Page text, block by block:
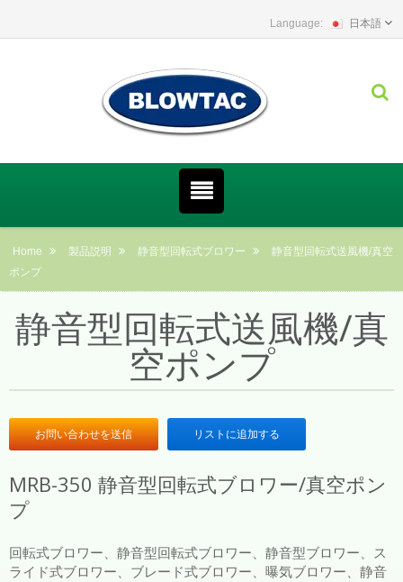
日本語
Home 製品説明 静音型回転式ブロワー
静音型回転式送風機/真空
ポンプ
静音型回転式送風機/真
空ポンプ
お問い合わせを送信 リストに追加する
MRB-350 静音型回転式ブロワー/真空ポン
プ
回転式ブロワー、静音型回転式ブロワー、静音型ブロワー、ス
ライド式ブロワー、ブレード式ブロワー、曝気ブロワー、静音